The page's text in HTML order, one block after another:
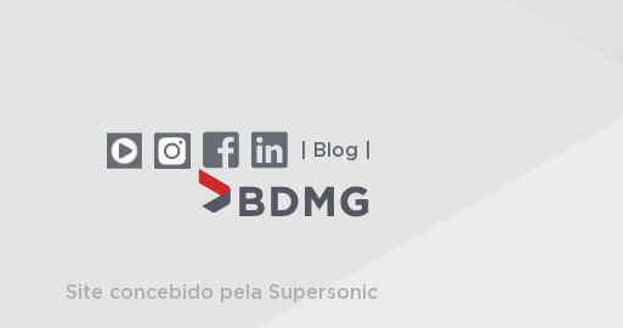
| Blog |
Site concebido pela Supersonic